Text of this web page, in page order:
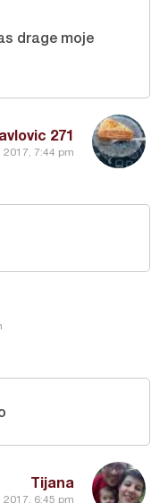
271
2017, 7:44 pm
drage moje
Tijana
2017, 6:45 pm